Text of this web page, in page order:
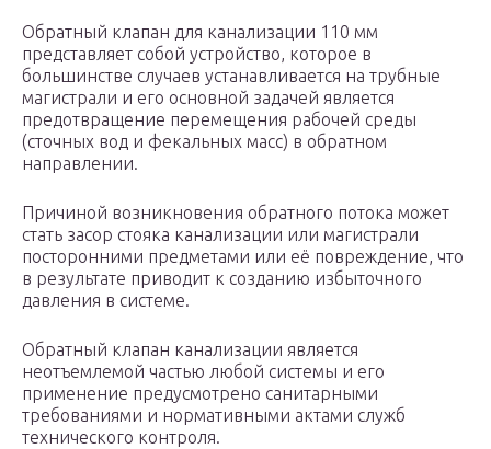
Обратный клапан для канализации 110 мм
представляет собой устройство, которое в
большинстве случаев устанавливается на трубные
магистрали и его основной задачей является
предотвращение перемещения рабочей среды
(сточных вод и фекальных масс) в обратном
направлении.
Причиной возникновения обратного потока может
стать засор стояка канализации или магистрали
посторонними предметами или её повреждение, что
в результате приводит к созданию избыточного
давления в системе.
Обратный клапан канализации является
неотъемлемой частью любой системы и его
применение предусмотрено санитарными
требованиями и нормативными актами служб
технического контроля.